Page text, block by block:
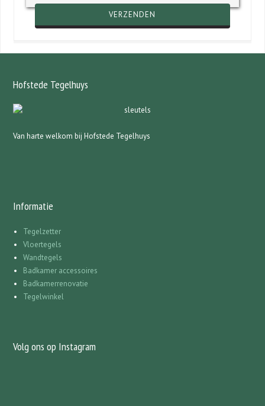
Hofstede Tegelhuys
Van harte welkom bij Hofstede Tegelhuys
Informatie
Tegelzetter
Vloertegels
Wandtegels
Badkamer accessoires
Badkamerrenovatie
Tegelwinkel
Volg ons op Instagram